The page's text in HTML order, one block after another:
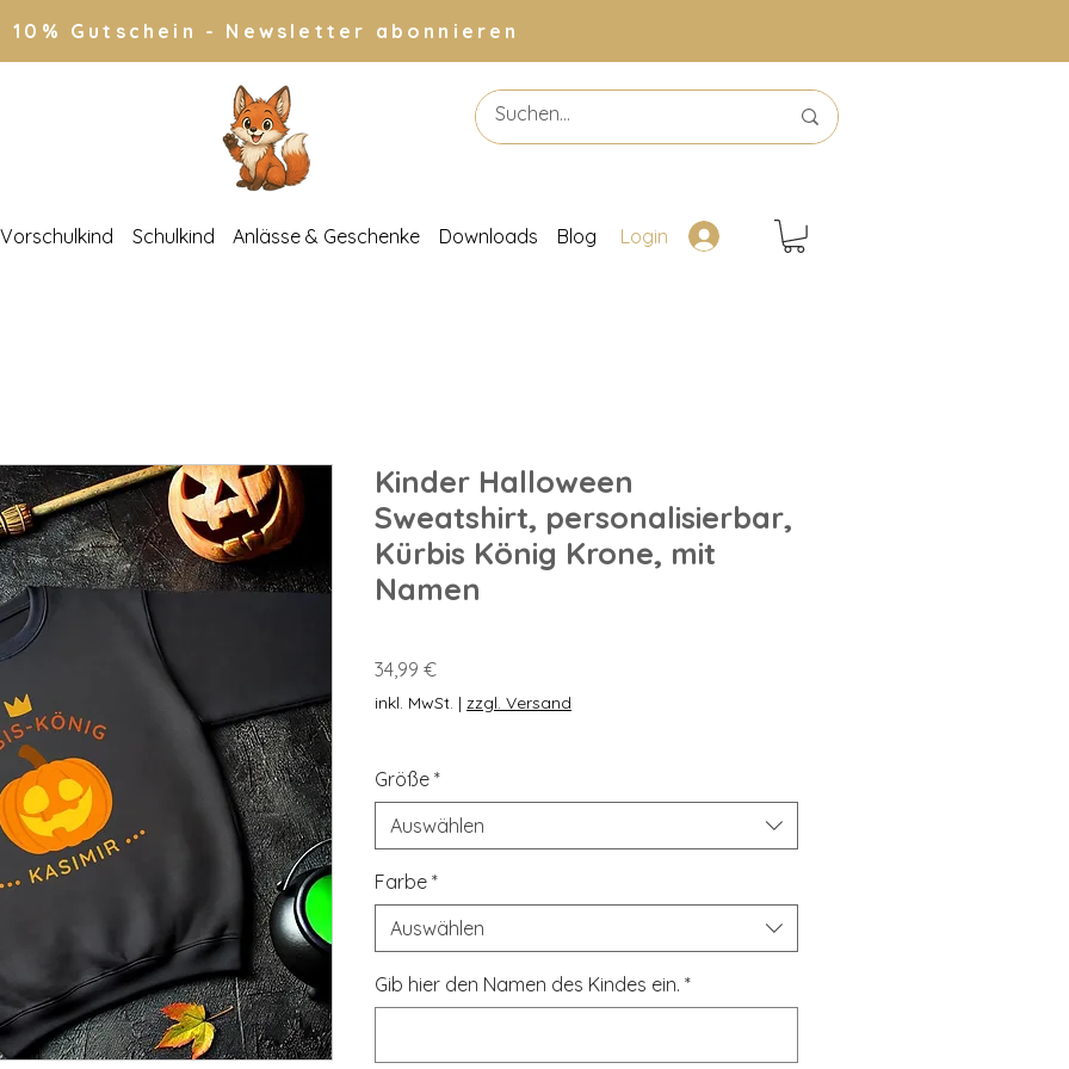
10% Gutschein - Newsletter abonnieren
Vorschulkind Schulkind Anlässe & Geschenke Downloads Blog Login
Kinder Halloween
Sweatshirt, personalisierbar,
Kürbis König Krone, mit
Namen
34,99 €Preis
inkl. MwSt. | zzgl. Versand
Größe *
Auswählen
Farbe *
Auswählen
Gib hier den Namen des Kindes ein. *